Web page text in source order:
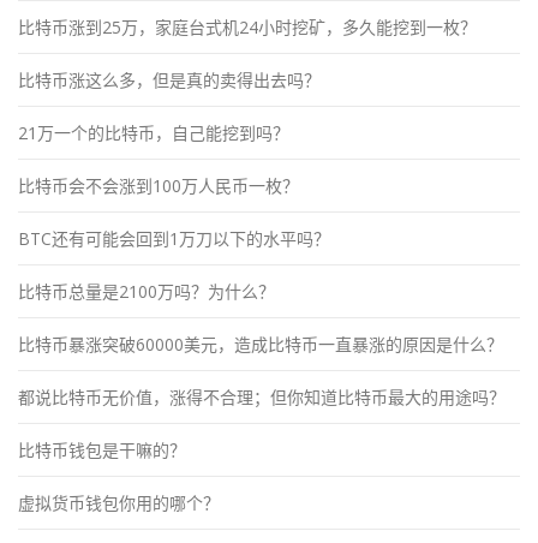
比特币涨到25万，家庭台式机24小时挖矿，多久能挖到一枚？
比特币涨这么多，但是真的卖得出去吗？
21万一个的比特币，自己能挖到吗？
比特币会不会涨到100万人民币一枚？
BTC还有可能会回到1万刀以下的水平吗？
比特币总量是2100万吗？为什么？
比特币暴涨突破60000美元，造成比特币一直暴涨的原因是什么？
都说比特币无价值，涨得不合理；但你知道比特币最大的用途吗？
比特币钱包是干嘛的？
虚拟货币钱包你用的哪个？